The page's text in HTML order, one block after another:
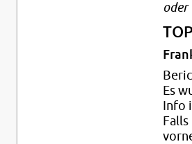
oder
Es
Info